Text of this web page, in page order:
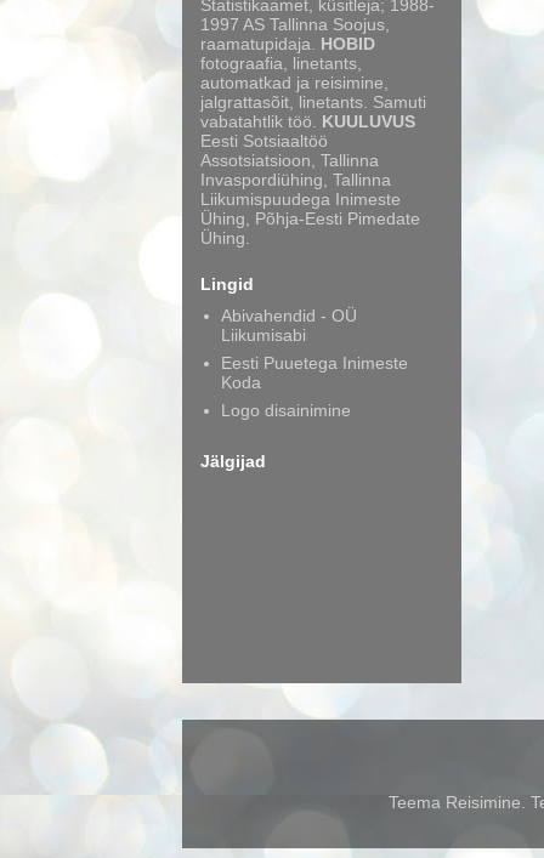
Statistikaamet, küsitleja; 1988-
1997 AS Tallinna Soojus,
raamatupidaja. HOBID
fotograafia, linetants,
automatkad ja reisimine,
jalgrattasõit, linetants. Samuti
vabatahtlik töö. KUULUVUS
Eesti Sotsiaaltöö
Assotsiatsioon, Tallinna
Invaspordiühing, Tallinna
Liikumispuudega Inimeste
Ühing, Põhja-Eesti Pimedate
Ühing.
Lingid
Abivahendid - OÜ
Liikumisabi
Eesti Puuetega Inimeste
Koda
Logo disainimine
Jälgijad
Teema Reisimine.